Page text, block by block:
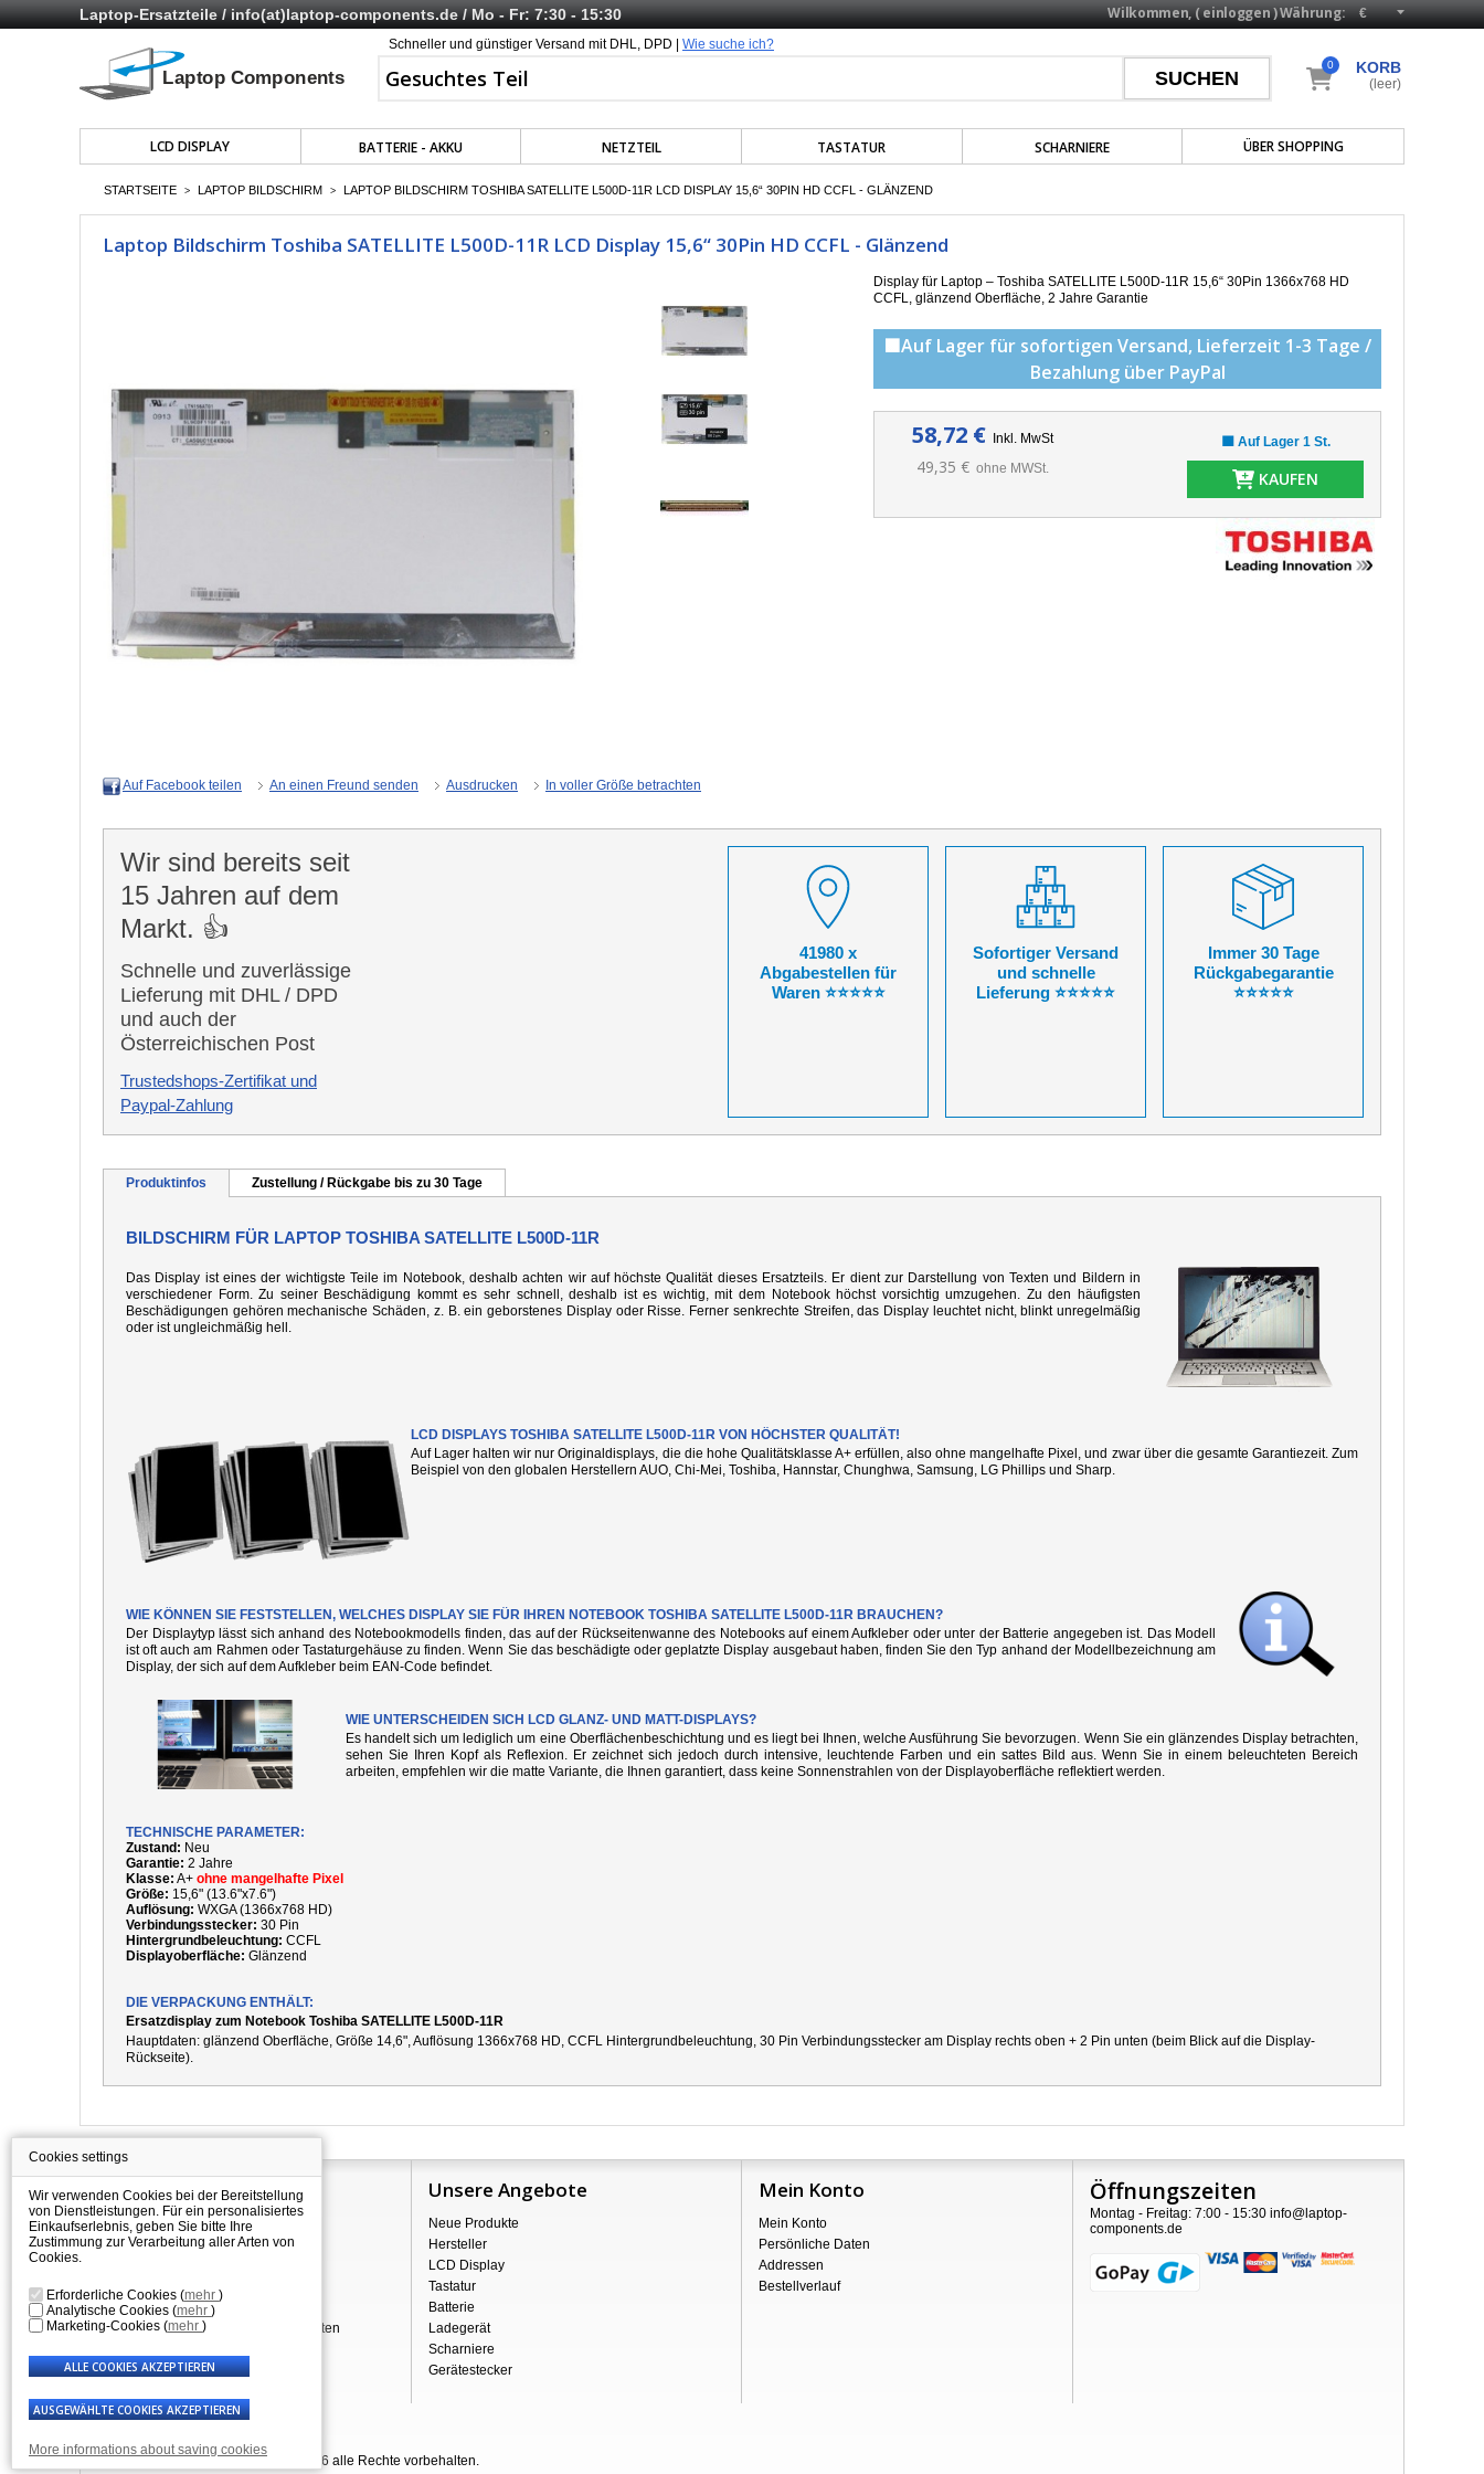
Laptop-Ersatzteile /info(at)laptop-components.de/ Mo - Fr: 7:30 - 15:30 Währung:
Wilkommen, (einloggen)
Schneller und günstiger Versand mit DHL, DPD | Wie suche ich?
LCD DISPLAY BATTERIE - AKKU NETZTEIL TASTATUR SCHARNIERE ÜBER SHOPPING
KORB
0
(leer)
STARTSEITE > LAPTOP BILDSCHIRM > LAPTOP BILDSCHIRM TOSHIBA SATELLITE L500D-11R LCD DISPLAY 15,6“ 30PIN HD CCFL - GLÄNZEND
Laptop Bildschirm Toshiba SATELLITE L500D-11R LCD Display 15,6“ 30Pin HD CCFL - Glänzend
Display für Laptop – Toshiba SATELLITE L500D-11R 15,6“ 30Pin 1366x768 HD
CCFL, g länzend Oberfläche, 2 Jahre Garantie
🟩Auf Lager für sofortigen Versand, Lieferzeit 1-3 Tage /
Bezahlung über PayPal
58,72 € Inkl. MwSt
49,35 € ohne MWSt.
🟩 Auf Lager 1 St.
KAUFEN
Auf Facebook teilen An einen Freund senden Ausdrucken In voller Größe betrachten
Wir sind bereits seit
15 Jahren auf dem
Markt. 👍
Schnelle und zuverlässige
Lieferung mit DHL / DPD
und auch der
Österreichischen Post
Trustedshops-Zertifikat und
Paypal-Zahlung
41980 x
Abgabestellen für
Waren ⭐⭐⭐⭐⭐
Sofortiger Versand
und schnelle
Lieferung ⭐⭐⭐⭐⭐
Immer 30 Tage
Rückgabegarantie
⭐⭐⭐⭐⭐
Produktinfos Zustellung / Rückgabe bis zu 30 Tage
BILDSCHIRM FÜR LAPTOP TOSHIBA SATELLITE L500D-11R
Das Display ist eines der wichtigste Teile im Notebook, deshalb achten wir auf höchste Qualität dieses Ersatzteils. Er dient zur Darstellung von Texten und Bildern in
verschiedener Form. Zu seiner Beschädigung kommt es sehr schnell, deshalb ist es wichtig, mit dem Notebook höchst vorsichtig umzugehen. Zu den häufigsten
Beschädigungen gehören mechanische Schäden, z. B. ein geborstenes Display oder Risse. Ferner senkrechte Streifen, das Display leuchtet nicht, blinkt unregelmäßig
oder ist ungleichmäßig hell.
LCD DISPLAYS TOSHIBA SATELLITE L500D-11R VON HÖCHSTER QUALITÄT!
Auf Lager halten wir nur Originaldisplays, die die hohe Qualitätsklasse A+ erfüllen, also ohne mangelhafte Pixel, und zwar über die gesamte Garantiezeit. Zum
Beispiel von den globalen Herstellern AUO, Chi-Mei, Toshiba, Hannstar, Chunghwa, Samsung, LG Phillips und Sharp.
WIE KÖNNEN SIE FESTSTELLEN, WELCHES DISPLAY SIE FÜR IHREN NOTEBOOK TOSHIBA SATELLITE L500D-11R BRAUCHEN?
Der Displaytyp lässt sich anhand des Notebookmodells finden, das auf der Rückseitenwanne des Notebooks auf einem Aufkleber oder unter der Batterie angegeben ist. Das Modell
ist oft auch am Rahmen oder Tastaturgehäuse zu finden. Wenn Sie das beschädigte oder geplatzte Display ausgebaut haben, finden Sie den Typ anhand der Modellbezeichnung am
Display, der sich auf dem Aufkleber beim EAN-Code befindet.
WIE UNTERSCHEIDEN SICH LCD GLANZ- UND MATT-DISPLAYS?
Es handelt sich um lediglich um eine Oberflächenbeschichtung und es liegt bei Ihnen, welche Ausführung Sie bevorzugen. Wenn Sie ein glänzendes Display betrachten,
sehen Sie Ihren Kopf als Reflexion. Er zeichnet sich jedoch durch intensive, leuchtende Farben und ein sattes Bild aus. Wenn Sie in einem beleuchteten Bereich
arbeiten, empfehlen wir die matte Variante, die Ihnen garantiert, dass keine Sonnenstrahlen von der Displayoberfläche reflektiert werden.
TECHNISCHE PARAMETER:
Zustand: Neu
Garantie: 2 Jahre
Klasse: A+ ohne mangelhafte Pixel
Größe: 15,6" (13.6"x7.6")
Auflösung: WXGA (1366x768 HD)
Verbindungsstecker: 30 Pin
Hintergrundbeleuchtung: CCFL
Displayoberfläche: Glänzend
DIE VERPACKUNG ENTHÄLT:
Ersatzdisplay zum Notebook Toshiba SATELLITE L500D-11R
Hauptdaten: g länzend Oberfläche, Größe 14,6", Auflösung 1366x768 HD, CCFL Hintergrundbeleuchtung, 30 Pin Verbindungsstecker am Display rechts oben + 2 Pin unten (beim Blick auf die Display-
Rückseite).
Information
Über Shopping
Versand
Reklamation & Widerrufsrecht
Geschäftsbedingungen
Verarbeitung personenbezogener Daten
Unsere Angebote
Neue Produkte
Hersteller
LCD Display
Tastatur
Batterie
Ladegerät
Scharniere
Gerätestecker
Mein Konto
Mein Konto
Persönliche Daten
Addressen
Bestellverlauf
Öffnungszeiten
Montag - Freitag: 7:00 - 15:30 info@laptop-
components.de
© Laptop-Components.de 2007 - 2026 alle Rechte vorbehalten.
Cookies settings
Wir verwenden Cookies bei der Bereitstellung
von Dienstleistungen. Für ein personalisiertes
Einkaufserlebnis, geben Sie bitte Ihre
Zustimmung zur Verarbeitung aller Arten von
Cookies.
Erforderliche Cookies (mehr )
Analytische Cookies (mehr )
Marketing-Cookies (mehr )
More informations about saving cookies